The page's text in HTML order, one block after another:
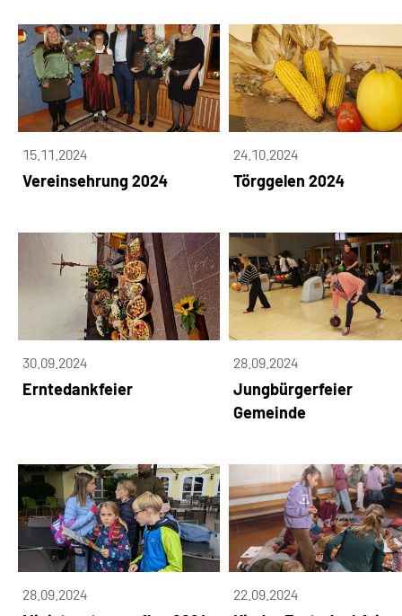
15.11.2024
Vereinsehrung 2024
24.10.2024
Törggelen 2024
30.09.2024
Erntedankfeier
28.09.2024
Jungbürgerfeier
Gemeinde
28.09.2024 22.09.2024